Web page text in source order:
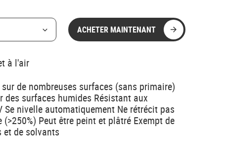
ACHETER MAINTENANT
à l'air
de nombreuses surfaces (sans primaire)
des surfaces humides Résistant aux
Se nivelle automatiquement Ne rétrécit pas
Peut être peint et plâtré Exempt de
et de solvants